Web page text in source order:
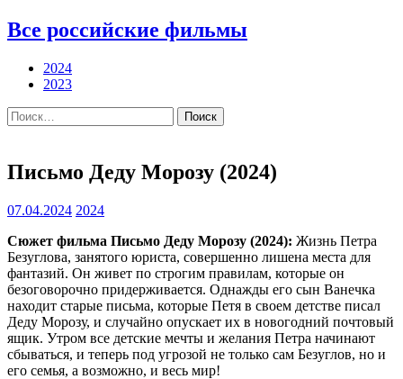
Все российские фильмы
2024
2023
Найти:
Письмо Деду Морозу (2024)
07.04.2024 2024
Сюжет фильма Письмо Деду Морозу (2024): Жизнь Петра
Безуглова, занятого юриста, совершенно лишена места для
фантазий. Он живет по строгим правилам, которые он
безоговорочно придерживается. Однажды его сын Ванечка
находит старые письма, которые Петя в своем детстве писал
Деду Морозу, и случайно опускает их в новогодний почтовый
ящик. Утром все детские мечты и желания Петра начинают
сбываться, и теперь под угрозой не только сам Безуглов, но и
его семья, а возможно, и весь мир!